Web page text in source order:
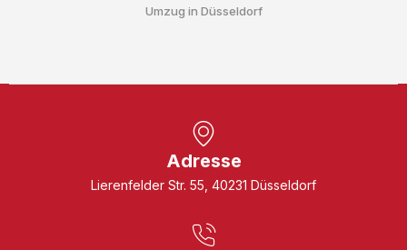
Umzug in Düsseldorf
Adresse
Lierenfelder Str. 55, 40231 Düsseldorf